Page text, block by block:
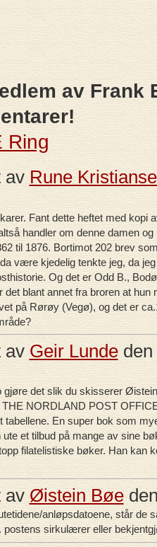
av Frank
Ring
av Rune
Fant dette heftet med kopi
handler om denne damen
til 1876. Bortimot 202 brev
være kjedelig tenkte jeg, da
Og det er Odd B.,
det blant annet fra broren at
på Rørøy (Vegø), og det er
av Geir Lundeden
gjøre det slik du skisserer
NORDLAND POST
tabellene. En super bok som
et tilbud på mange av sine
filatelistiske bøker. Han kan
av Øistein Bøe
anløpsdatoene, står de
postens sirkulærer eller